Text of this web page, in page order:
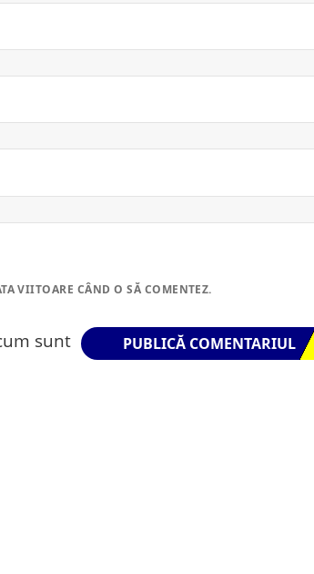
VIITOARE CÂND O SĂ COMENTEZ.
sunt